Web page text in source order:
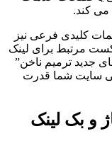
می کند.
کلیدی فرعی نیز
مرتبط برای لینک
جدید ترمیم ناخن”
سایت شما قدرت
و بک لینک